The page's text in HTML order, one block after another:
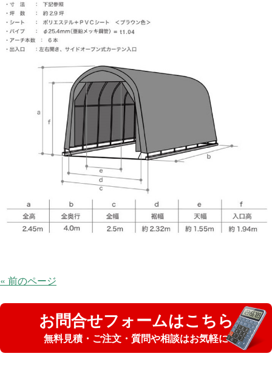
« 前のページ
お問合せフォームはこちら
無料見積・ご注文・質問や相談はお気軽に